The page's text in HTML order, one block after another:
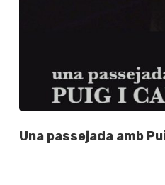
Una passejada amb